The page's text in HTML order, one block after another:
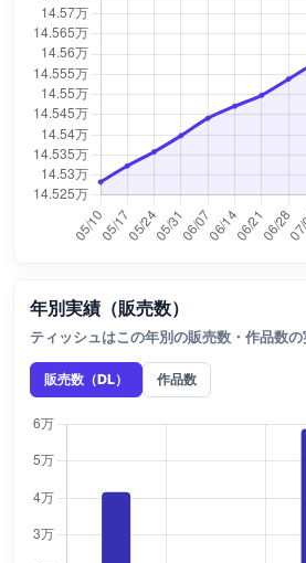
年別実績（販売数）
ティッシュはこの年別の販売数・作品数の
販売数（DL） 作品数